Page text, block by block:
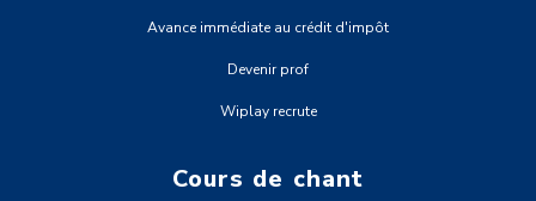
Avance immédiate au crédit d'impôt
Devenir prof
Wiplay recrute
Cours de chant